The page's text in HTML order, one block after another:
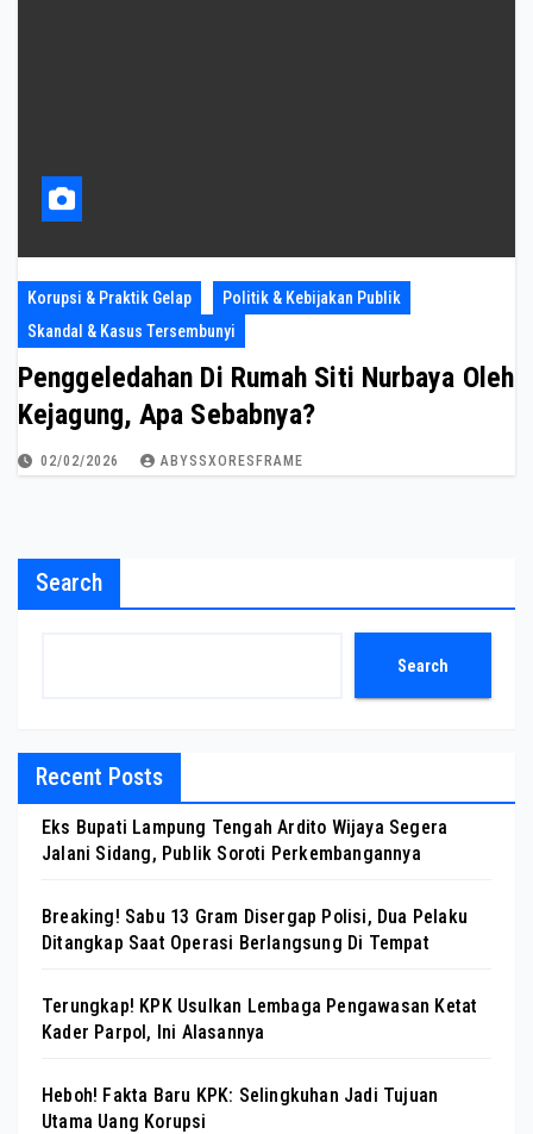
Korupsi & Praktik Gelap
Politik & Kebijakan Publik
Skandal & Kasus Tersembunyi
Penggeledahan Di Rumah Siti Nurbaya Oleh
Kejagung, Apa Sebabnya?
02/02/2026 ABYSSXORESFRAME
Search
Search
Recent Posts
Eks Bupati Lampung Tengah Ardito Wijaya Segera
Jalani Sidang, Publik Soroti Perkembangannya
Breaking! Sabu 13 Gram Disergap Polisi, Dua Pelaku
Ditangkap Saat Operasi Berlangsung Di Tempat
Terungkap! KPK Usulkan Lembaga Pengawasan Ketat
Kader Parpol, Ini Alasannya
Heboh! Fakta Baru KPK: Selingkuhan Jadi Tujuan
Utama Uang Korupsi